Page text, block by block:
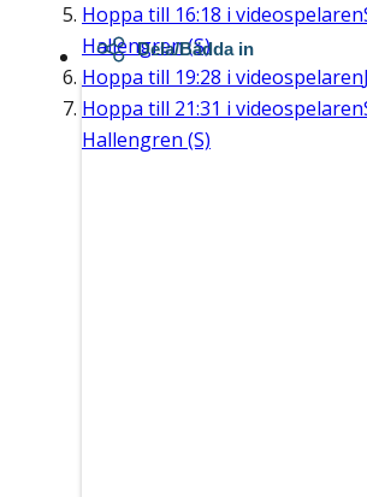
Hoppa till 16:18 i videospelaren
Hallengren (S)
Hoppa till 19:28 i videospelaren
Hoppa till 21:31 i videospelaren
Hallengren (S)
Dela/Bädda in